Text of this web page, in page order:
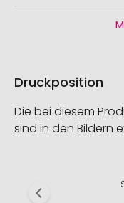
Druckposition
Die bei diesem
sind in den Bildern